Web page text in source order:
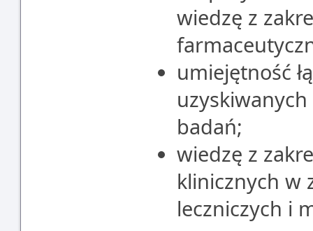
wiedzę z
umiejętność
badań;
wiedzę z
klinicznych w
leczniczych i